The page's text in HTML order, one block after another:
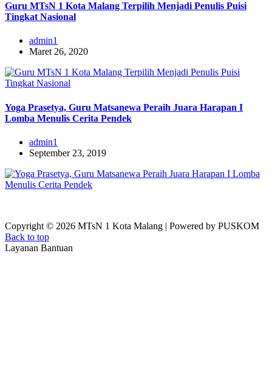
Guru MTsN 1 Kota Malang Terpilih Menjadi Penulis Puisi
Tingkat Nasional
admin1
Maret 26, 2020
Yoga Prasetya, Guru Matsanewa Peraih Juara Harapan I
Lomba Menulis Cerita Pendek
admin1
September 23, 2019
Copyright © 2026 MTsN 1 Kota Malang | Powered by PUSKOM
Back to top
Layanan Bantuan